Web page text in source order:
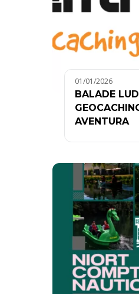
01/01/2026
BALADE
AVENTURA